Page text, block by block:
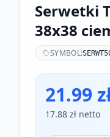
Serwetki
38x38
SYMBOL:
21.99
17.88 zł netto